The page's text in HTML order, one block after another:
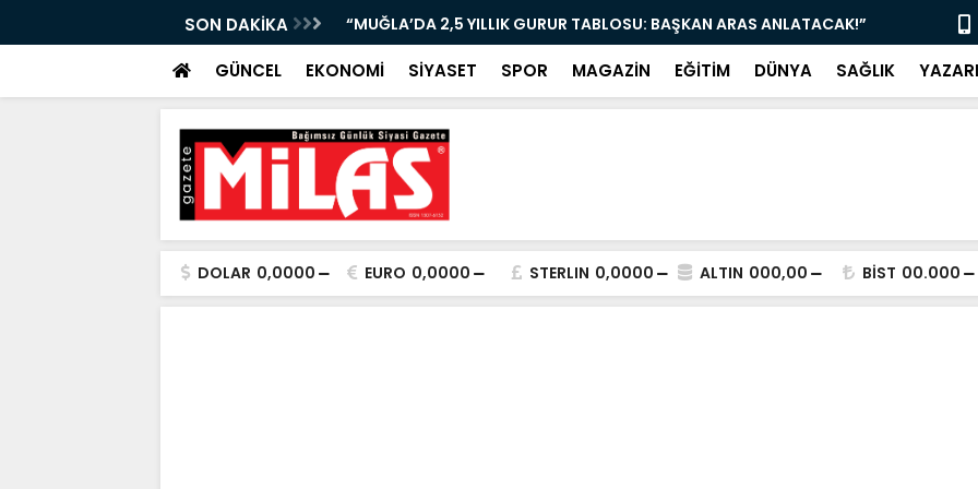
SON DAKİKA
TABLOSU: BAŞKAN ARAS ANLATACAK!” “BODRUM’DA EMEKLİYE MÜJDE: ÇAY 5, KAHVE 15 TL! KAPILAR AÇILDI” “AK PARTİ
GÜNCEL EKONOMİ SİYASET SPOR MAGAZİN EĞİTİM DÜNYA SAĞLIK
DOLAR 0,0000 EURO 0,0000 STERLIN 0,0000 ALTIN 000,00 BİST 00.000